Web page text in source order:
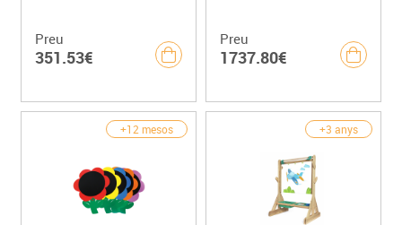
Preu
351.53€
Preu
1737.80€
+12 mesos +3 anys